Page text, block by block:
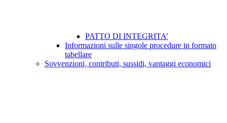
PATTO DI INTEGRITA’
Informazioni sulle singole procedure in formato
tabellare
Sovvenzioni, contributi, sussidi, vantaggi economici